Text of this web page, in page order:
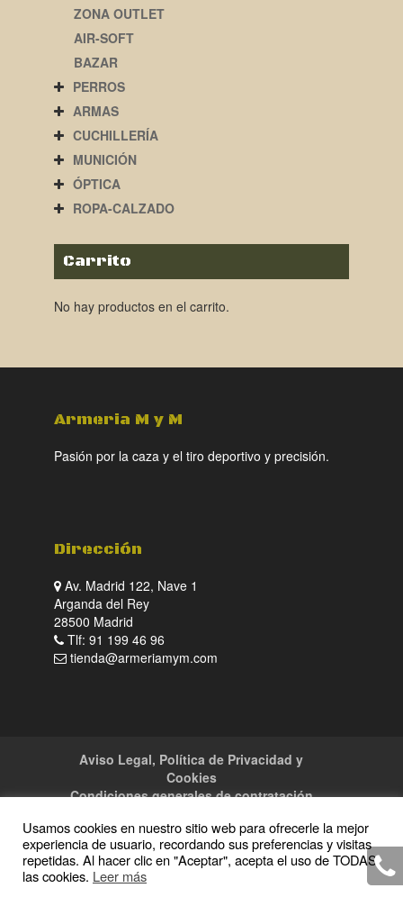
ZONA OUTLET
AIR-SOFT
BAZAR
PERROS
ARMAS
CUCHILLERÍA
MUNICIÓN
ÓPTICA
ROPA-CALZADO
Carrito
No hay productos en el carrito.
Armeria M y M
Pasión por la caza y el tiro deportivo y precisión.
Dirección
Av. Madrid 122, Nave 1
Arganda del Rey
28500 Madrid
Tlf: 91 199 46 96
tienda@armeriamym.com
Aviso Legal, Política de Privacidad y
Cookies
Condiciones generales de contratación
Usamos cookies en nuestro sitio web para ofrecerle la mejor
experiencia de usuario, recordando sus preferencias y visitas
repetidas. Al hacer clic en "Aceptar", acepta el uso de TODAS
las cookies. Leer más